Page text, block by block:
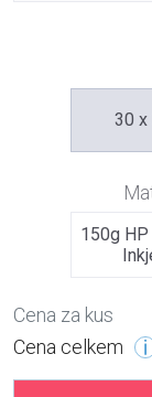
30 x
150g
Cena za kus
Cena celkem